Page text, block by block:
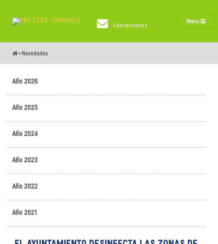
Contáctenos
Menu
» Novedades
Año 2026
Año 2025
Año 2024
Año 2023
Año 2022
Año 2021